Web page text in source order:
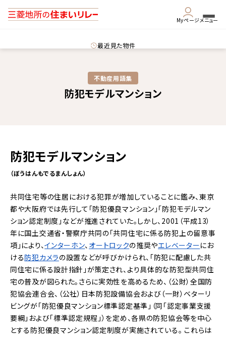
Myページメニュー
最近見た物件
不動産用語集​
防犯モデルマンション
防犯モデルマンション
（ぼうはんもでるまんしょん）
共同住宅等の住居における犯罪が増加していることに鑑み、東京
都や大阪府では先行して「防犯優良マンション」「防犯モデルマン
ション認定制度」などが推進されていた。しかし、 2001（平成13）
年に国土交通省・警察庁共同の「共同住宅に係る防犯上の留意事
項」により、インターホン、 オートロックの推奨やエレベーターにお
ける防犯カメラの設置などが呼びかけられ、「防犯に配慮した共
同住宅に係る設計指針」が策定され、より具体的な防犯型共同住
宅の普及が図られた。さらに実効性を高めるため、（公財）全国防
犯協会連合会、（公社）日本防犯設備協会および（一財）ベターリ
ビングが「防犯優良マンション標準認定基準」（同「認定事業支援
要綱」および「標準認定規程」）を定め、各県の防犯協会等を中心
とする防犯優良マンション認定制度が実施されている。 これらは